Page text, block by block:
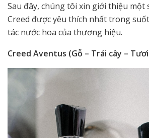
Sau đây, chúng tôi xin giới thiệu một
Creed được yêu thích nhất trong
tác nước hoa của thương hiệu.
Creed Aventus (Gỗ – Trái cây –